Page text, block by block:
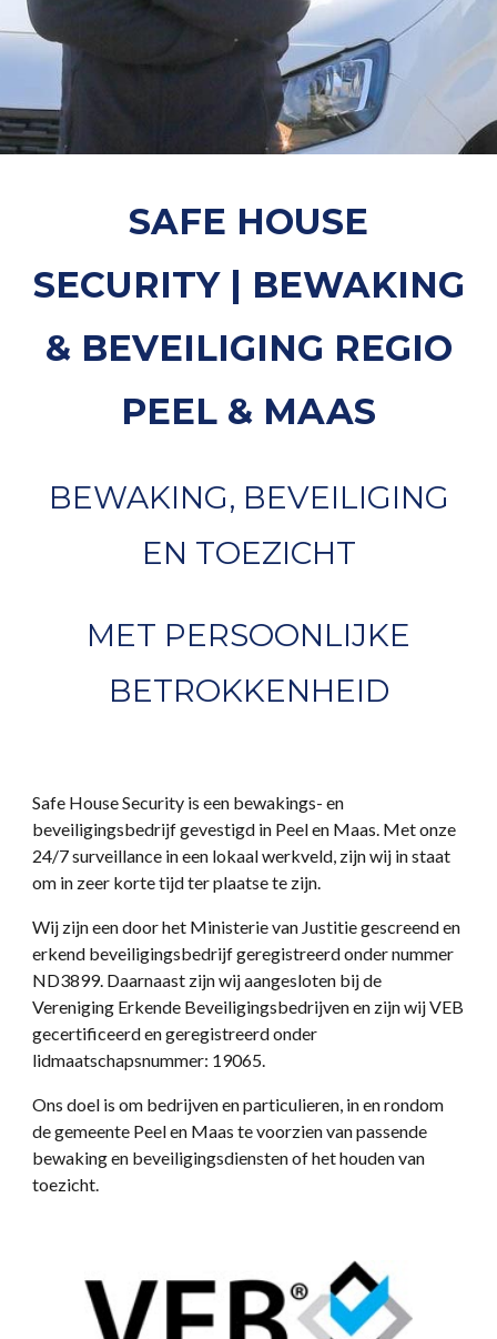
SAFE HOUSE
SECURITY | BEWAKING
& BEVEILIGING REGIO
PEEL & MAAS
BEWAKING, BEVEILIGING
EN TOEZICHT
MET PERSOONLIJKE
BETROKKENHEID
Safe House Security is een bewakings- en
beveiligingsbedrijf gevestigd in Peel en Maas. Met onze
24/7 surveillance in een lokaal werkveld, zijn wij in staat
om in zeer korte tijd ter plaatse te zijn.
Wij zijn een door het Ministerie van Justitie gescreend en
erkend beveiligingsbedrijf geregistreerd onder nummer
ND3899. Daarnaast zijn wij aangesloten bij de
Vereniging Erkende Beveiligingsbedrijven en zijn wij VEB
gecertificeerd en geregistreerd onder
lidmaatschapsnummer: 19065.
Ons doel is om bedrijven en particulieren, in en rondom
de gemeente Peel en Maas te voorzien van passende
bewaking en beveiligingsdiensten of het houden van
toezicht.